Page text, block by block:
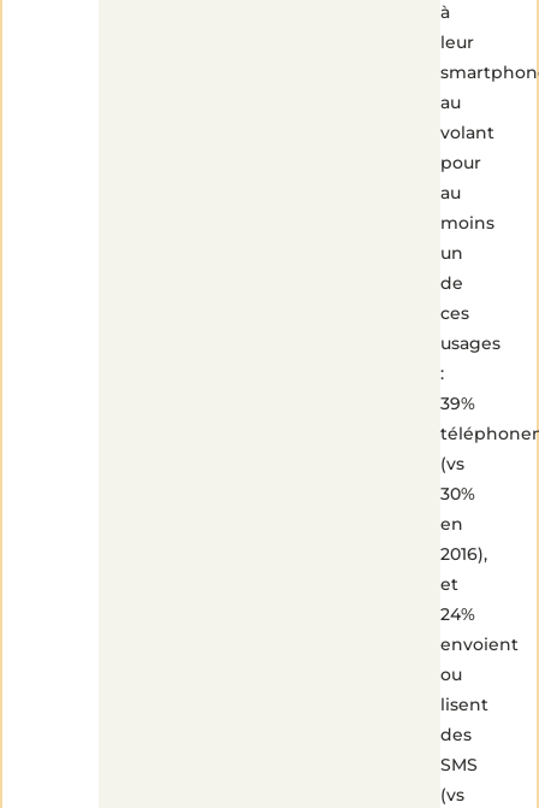
à
leur
au
volant
pour
au
moins
un
de
ces
usages
:
39%
(vs
30%
en
2016),
et
24%
envoient
ou
lisent
des
SMS
(vs